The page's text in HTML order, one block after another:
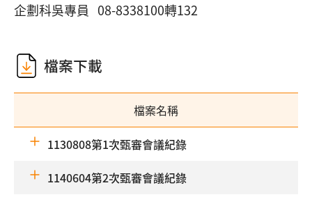
企劃科吳專員 08-8338100轉132
檔案下載
檔案名稱
1130808第1次甄審會議紀錄
1140604第2次甄審會議紀錄